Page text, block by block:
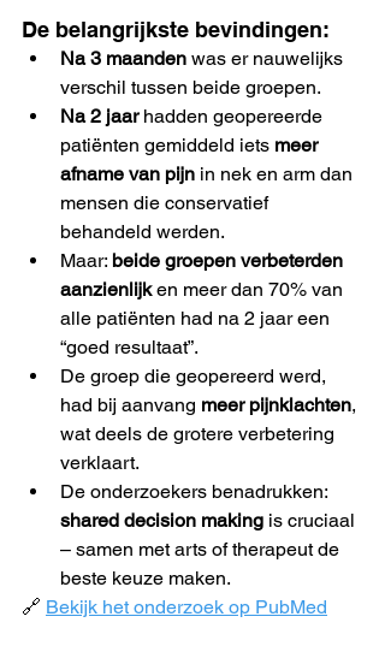
De belangrijkste bevindingen:
Na 3 maanden was er nauwelijks
verschil tussen beide groepen.
Na 2 jaar hadden geopereerde
patiënten gemiddeld iets meer
afname van pijn in nek en arm dan
mensen die conservatief
behandeld werden.
Maar: beide groepen verbeterden
aanzienlijk en meer dan 70% van
alle patiënten had na 2 jaar een
“goed resultaat”.
De groep die geopereerd werd,
had bij aanvang meer pijnklachten,
wat deels de grotere verbetering
verklaart.
De onderzoekers benadrukken:
shared decision making is cruciaal
– samen met arts of therapeut de
beste keuze maken.
🔗 Bekijk het onderzoek op PubMed